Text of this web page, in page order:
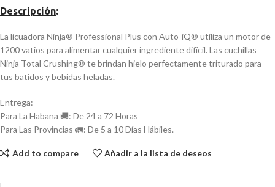
Descripción:
La licuadora Ninja® Professional Plus con Auto-iQ® utiliza un motor de
1200 vatios para alimentar cualquier ingrediente difícil. Las cuchillas
Ninja Total Crushing® te brindan hielo perfectamente triturado para
tus batidos y bebidas heladas.
Entrega:
Para La Habana 🚚: De 24 a 72 Horas
Para Las Provincias 🚛: De 5 a 10 Días Hábiles.
Add to compare Añadir a la lista de deseos